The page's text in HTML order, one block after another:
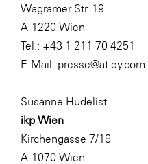
Wagramer Str. 19
A-1220 Wien
Tel.: +43 1 211 70 4251
E-Mail: presse@at.ey.com
Susanne Hudelist
ikp Wien
Kirchengasse 7/18
A-1070 Wien